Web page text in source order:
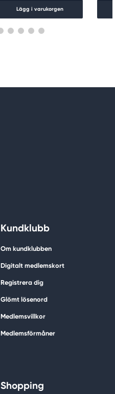
Lägg i varukorgen
Kundklubb
Om kundklubben
Digitalt medlemskort
Registrera dig
Glömt lösenord
Medlemsvillkor
Medlemsförmåner
Shopping